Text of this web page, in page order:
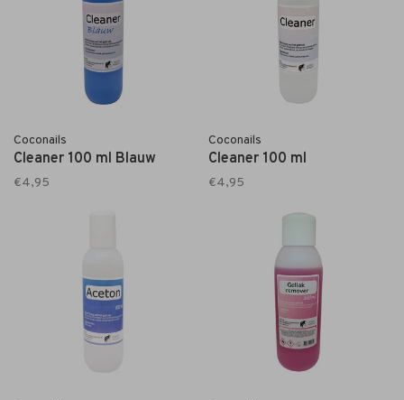
Coconails
Cleaner 100 ml Blauw
€4,95
Coconails
Cleaner 100 ml
€4,95